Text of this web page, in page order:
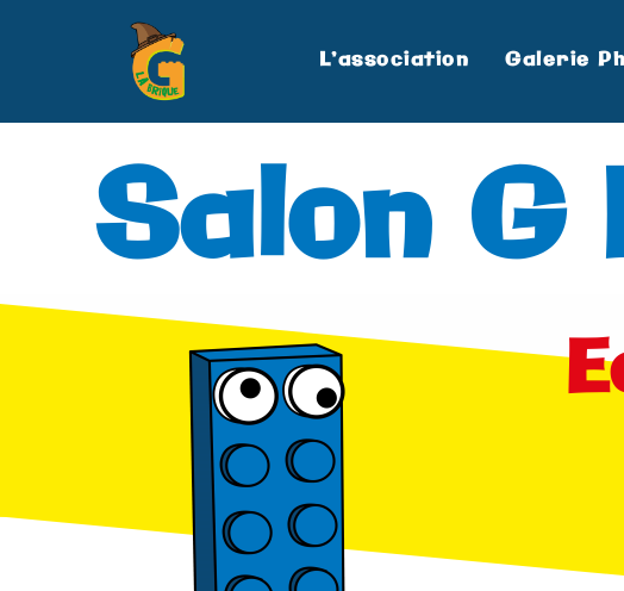
L’association Galerie
Salon G